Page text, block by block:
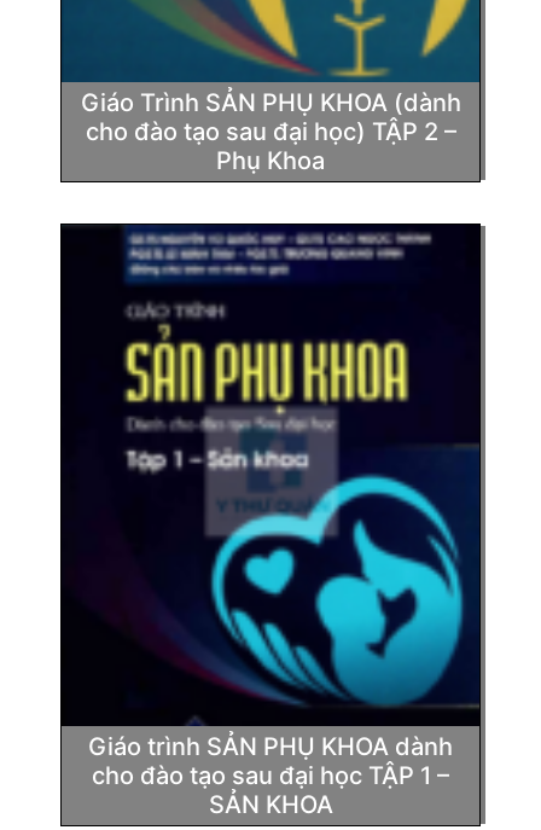
Giáo Trình SẢN PHỤ KHOA (dành
cho đào tạo sau đại học) TẬP 2 –
Phụ Khoa
Giáo trình SẢN PHỤ KHOA dành
cho đào tạo sau đại học TẬP 1 –
SẢN KHOA